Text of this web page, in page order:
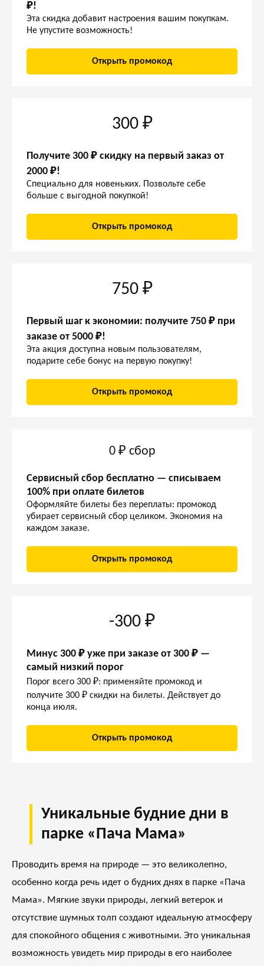
₽!
Эта скидка добавит настроения вашим покупкам.
Не упустите возможность!
Открыть промокод
300 ₽
Получите 300 ₽ скидку на первый заказ от
2000 ₽!
Специально для новеньких. Позвольте себе
больше с выгодной покупкой!
Открыть промокод
750 ₽
Первый шаг к экономии: получите 750 ₽ при
заказе от 5000 ₽!
Эта акция доступна новым пользователям,
подарите себе бонус на первую покупку!
Открыть промокод
0 ₽ сбор
Сервисный сбор бесплатно — списываем
100% при оплате билетов
Оформляйте билеты без переплаты: промокод
убирает сервисный сбор целиком. Экономия на
каждом заказе.
Открыть промокод
-300 ₽
Минус 300 ₽ уже при заказе от 300 ₽ —
самый низкий порог
Порог всего 300 ₽: применяйте промокод и
получите 300 ₽ скидки на билеты. Действует до
конца июля.
Открыть промокод
Уникальные будние дни в
парке «Пача Мама»
Проводить время на природе — это великолепно,
особенно когда речь идет о будних днях в парке «Пача
Мама». Мягкие звуки природы, легкий ветерок и
отсутствие шумных толп создают идеальную атмосферу
для спокойного общения с животными. Это уникальная
возможность увидеть мир природы в его наиболее